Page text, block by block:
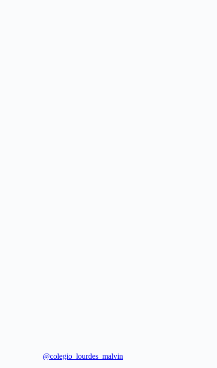
@colegio_lourdes_malvin